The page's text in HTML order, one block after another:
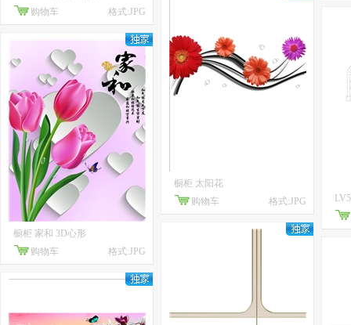
购物车
格式:JPG
橱柜 家和 3D心形
购物车
格式:JPG
橱柜 太阳花
购物车
格式:JPG